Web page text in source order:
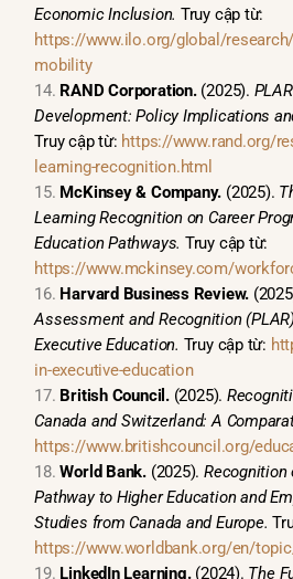
Economic Inclusion. Truy cập từ:
https://www.ilo.org/global/
mobility
RAND Corporation.(2025).
Development: Policy Implications
Truy cập từ: https://www.rand.org/
learning-recognition.html
McKinsey & Company. (2025).
Learning Recognition on Career
Education Pathways. Truy cập từ:
https://www.mckinsey.com/
Harvard Business Review.
Assessment and Recognition
Executive Education. Truy cập từ:
in-executive-education
British Council.(2025).
Canada and Switzerland: A
https://www.britishcouncil.org/
World Bank. (2025). Recognition
Pathway to Higher Education and
Studies from Canada and Europe.
https://www.worldbank.org/en/
LinkedIn Learning.(2024). The